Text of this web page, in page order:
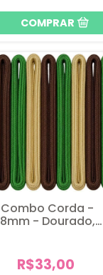
Combo Corda -
8mm - Dourado,
R$33,00